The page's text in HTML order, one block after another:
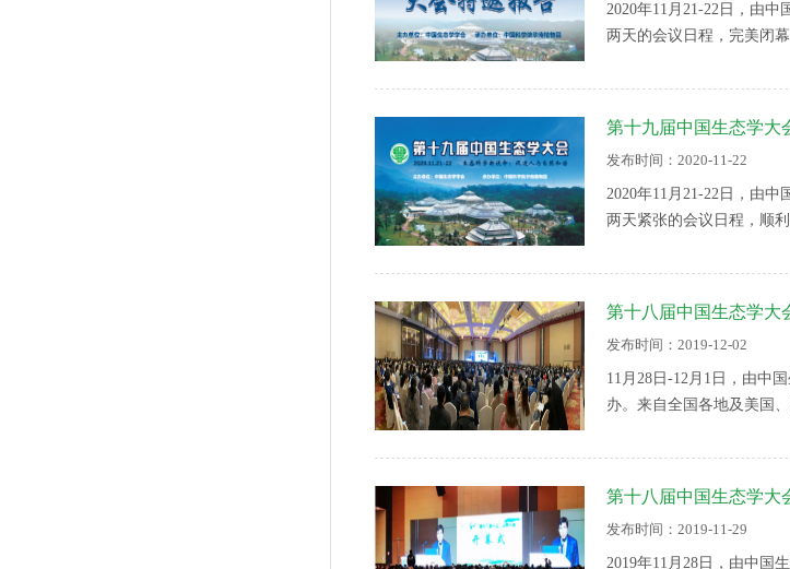
2020年11月21-22日，由
两天的会议日程，完美闭
第十九届中国生态学大
发布时间：2020-11-22
2020年11月21-22日，由
两天紧张的会议日程，顺
控情况下中国生态学
第十八届中国生态学大
发布时间：2019-12-02
11月28日-12月1日，由中
办。来自全国各地及美国
会欧阳志云理事长回顾了
第十八届中国生态学大
发布时间：2019-11-29
2019年11月28日，由中国